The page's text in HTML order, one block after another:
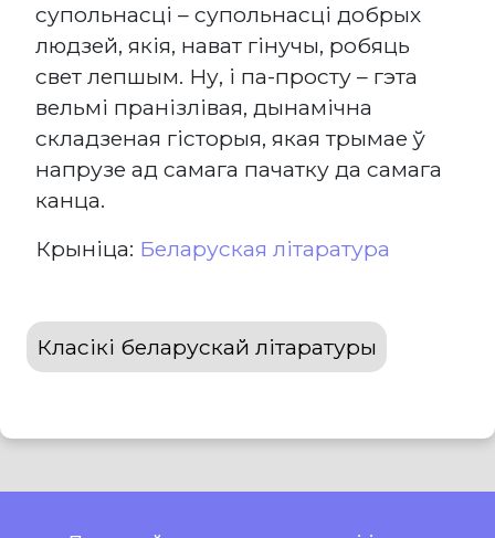
супольнасці – супольнасці добрых
людзей, якія, нават гінучы, робяць
свет лепшым. Ну, і па-просту – гэта
вельмі пранізлівая, дынамічна
складзеная гісторыя, якая трымае ў
напрузе ад самага пачатку да самага
канца.
Крыніца: Беларуская літаратура
Класікі беларускай літаратуры